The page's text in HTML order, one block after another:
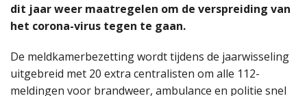
dit jaar weer maatregelen om de verspreiding van
het corona-virus tegen te gaan.
De meldkamerbezetting wordt tijdens de jaarwisseling
uitgebreid met 20 extra centralisten om alle 112-
meldingen voor brandweer, ambulance en politie snel